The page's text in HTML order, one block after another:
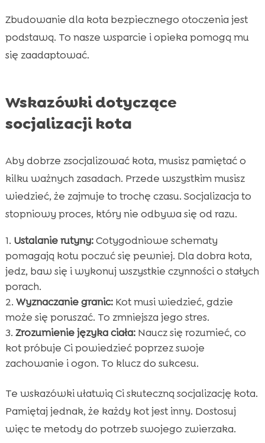
Zbudowanie dla kota bezpiecznego otoczenia jest
podstawą. To nasze wsparcie i opieka pomogą mu
się zaadaptować.
Wskazówki dotyczące
socjalizacji kota
Aby dobrze zsocjalizować kota, musisz pamiętać o
kilku ważnych zasadach. Przede wszystkim musisz
wiedzieć, że zajmuje to trochę czasu. Socjalizacja to
stopniowy proces, który nie odbywa się od razu.
Ustalanie rutyny:Cotygodniowe schematy
pomagają kotu poczuć się pewniej. Dla dobra kota,
jedz, baw się i wykonuj wszystkie czynności o stałych
porach.
Wyznaczanie granic:Kot musi wiedzieć, gdzie
może się poruszać. To zmniejsza jego stres.
Zrozumienie języka ciała:Naucz się rozumieć, co
kot próbuje Ci powiedzieć poprzez swoje
zachowanie i ogon. To klucz do sukcesu.
Te wskazówki ułatwią Ci skuteczną socjalizację kota.
Pamiętaj jednak, że każdy kot jest inny. Dostosuj
więc te metody do potrzeb swojego zwierzaka.